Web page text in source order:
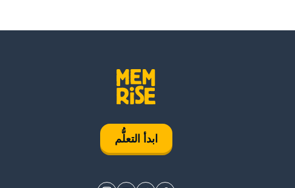
ابدأ التعلُّم